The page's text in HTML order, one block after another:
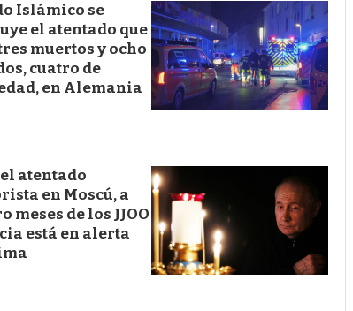
Islámico se
el atentado que
muertos y ocho
cuatro de
en Alemania
atentado
en Moscú, a
meses de los JJOO
está en alerta